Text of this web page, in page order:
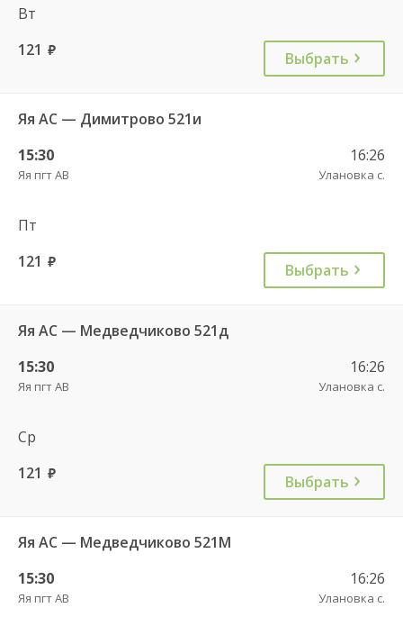
Вт
121 руб. Выбрать
Яя АС — Димитрово 521и
15:30
Яя пгт АВ
16:26
Улановка с.
Пт
121 руб. Выбрать
Яя АС — Медведчиково 521д
15:30
Яя пгт АВ
16:26
Улановка с.
Ср
121 руб. Выбрать
Яя АС — Медведчиково 521М
15:30
Яя пгт АВ
16:26
Улановка с.